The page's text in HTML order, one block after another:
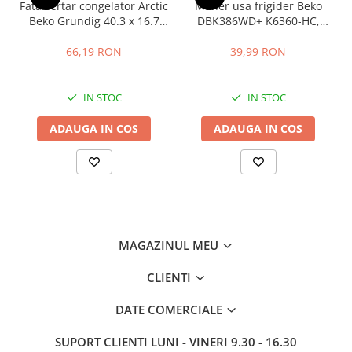
compatibile V10 (SV12). Produs original Dyson care inlocuieste
codul 966489-12 (96648912).
Cod produs: 966489-15
Utilizare / Functie: perie Turbo pentru pardoseli dure
Racord: 35 mm
Blocare: da
Latime: 250 mm
Cod inlocuit: 966489-12
Fata sertar congelator Arctic
Beko Grundig 40.3 x 16.7
C00911422
66,19 RON
IN STOC
ADAUGA IN COS
Maner usa frigider Beko
DBK386WD+ K6360-HC,
39,99 RON
IN STOC
ADAUGA IN COS
MAGAZINUL MEU
CLIENTI
DATE COMERCIALE
SUPORT CLIENTI LUNI - VINERI 9.30 - 16.30